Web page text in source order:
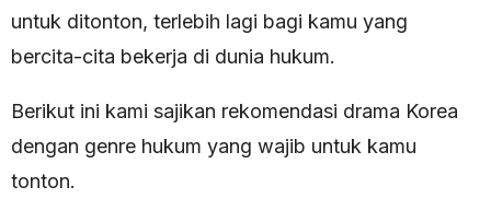
untuk ditonton, terlebih lagi bagi kamu yang
bercita-cita bekerja di dunia hukum.
Berikut ini kami sajikan rekomendasi drama Korea
dengan genre hukum yang wajib untuk kamu
tonton.